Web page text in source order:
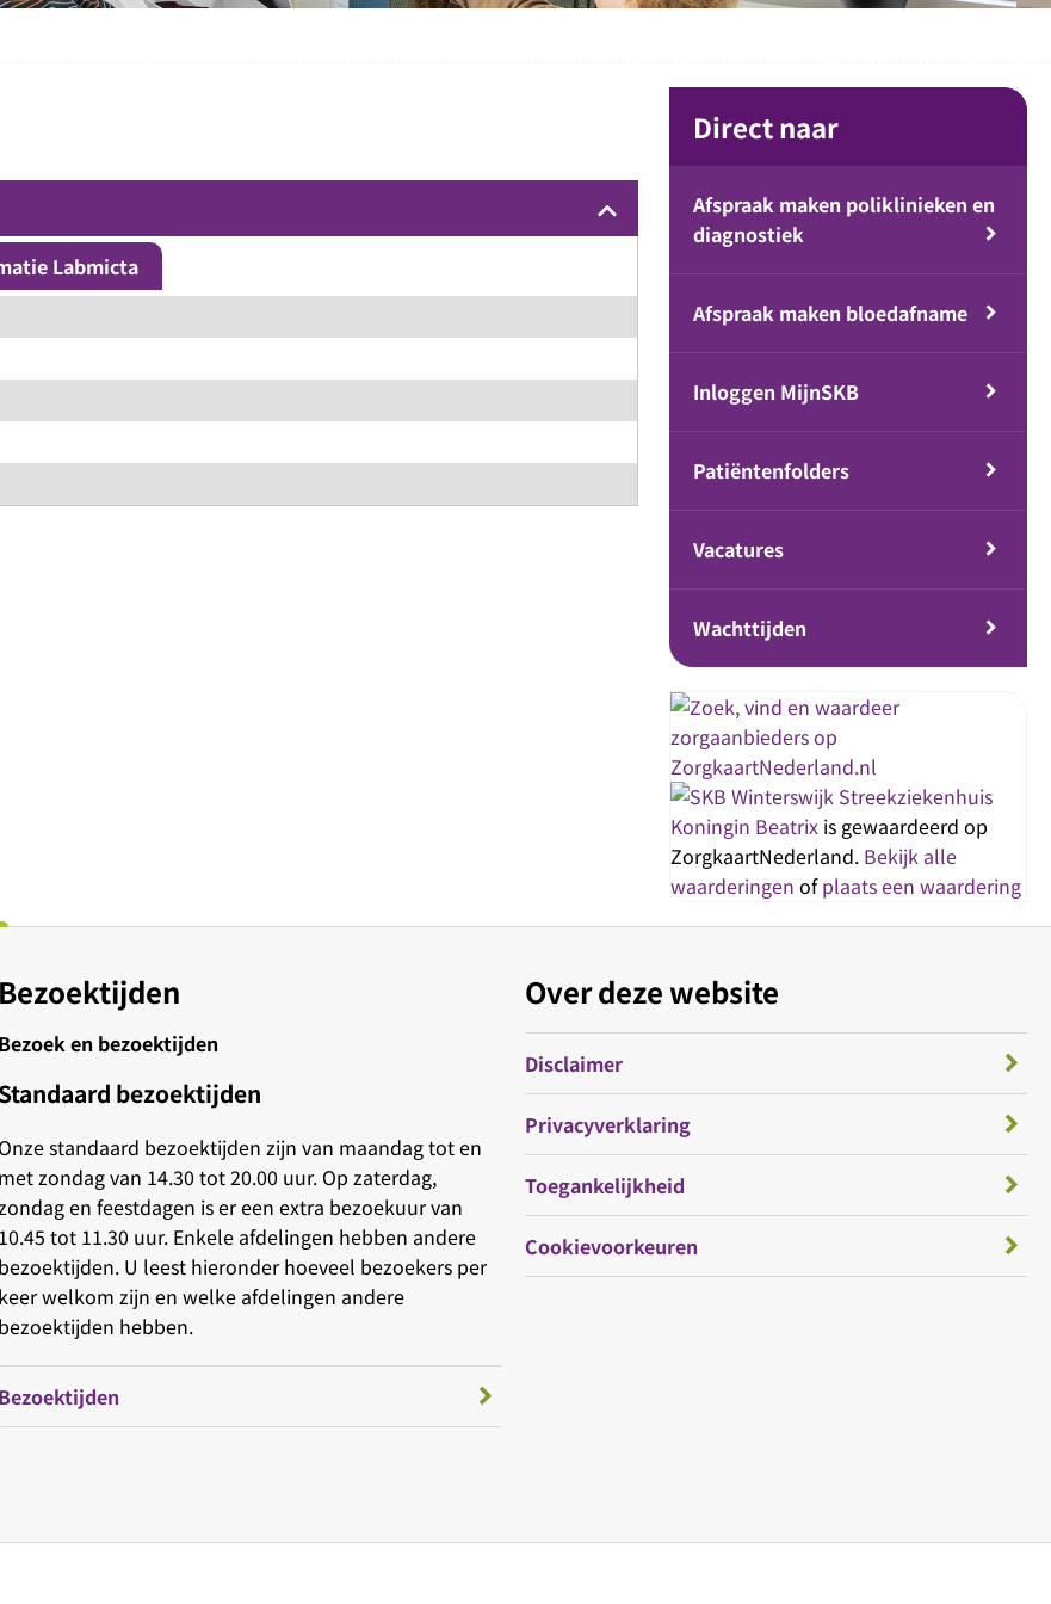
keyboard_arrow_up
Labmicta
Direct naar
Afspraak maken poliklinieken en
diagnostiek
Afspraak maken bloedafname
Inloggen MijnSKB
Patiëntenfolders
Vacatures
Wachttijden
Streekziekenhuis
Koningin Beatrix is gewaardeerd op
ZorgkaartNederland. Bekijk alle
waarderingen ofplaats een waardering
Bezoektijden
Bezoek en bezoektijden
Standaard bezoektijden
Onze standaard bezoektijden zijn van maandag tot en
met zondag van 14.30 tot 20.00 uur. Op zaterdag,
en feestdagen is er een extra bezoekuur van
10.45 tot 11.30 uur. Enkele afdelingen hebben andere
bezoektijden. U leest hieronder hoeveel bezoekers per
keer welkom zijn en welke afdelingen andere
bezoektijden hebben.
Bezoektijden
Over deze website
Disclaimer
Privacyverklaring
Toegankelijkheid
Cookievoorkeuren